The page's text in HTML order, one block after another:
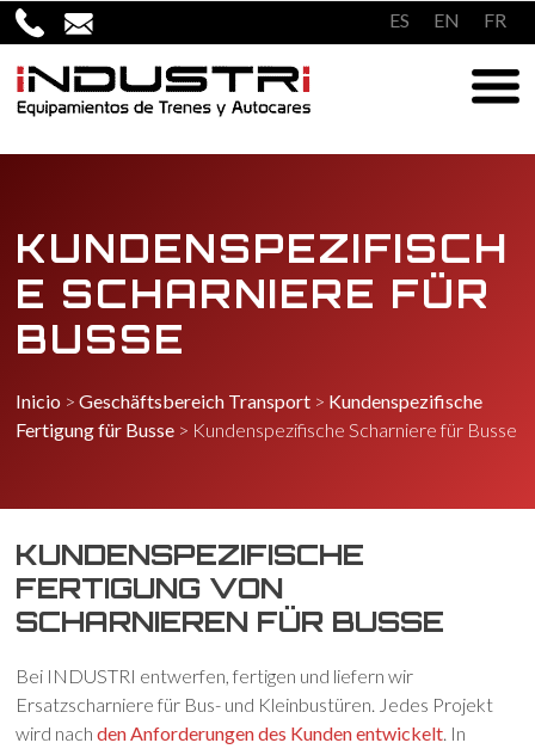
Überspringen
zum
Inhalt
ES EN FR
KUNDENSPEZIFISCH
E SCHARNIERE FÜR
BUSSE
Inicio >Geschäftsbereich Transport > Kundenspezifische
Fertigung für Busse > Kundenspezifische Scharniere für Busse
KUNDENSPEZIFISCHE
FERTIGUNG VON
SCHARNIEREN FÜR BUSSE
Bei INDUSTRI entwerfen, fertigen und liefern wir
Ersatzscharniere für Bus- und Kleinbustüren. Jedes Projekt
wird nachden Anforderungen des Kunden entwickelt. In